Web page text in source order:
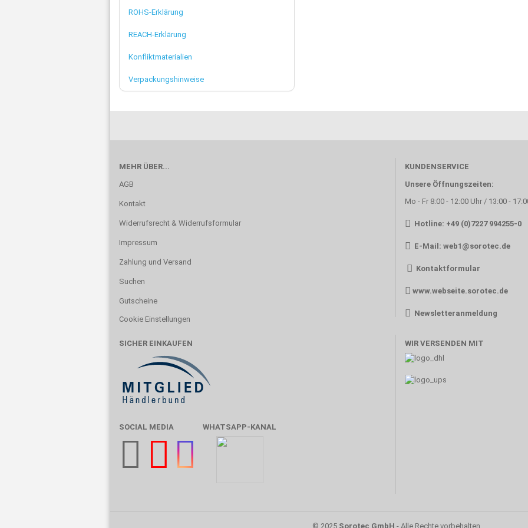
ROHS-Erklärung
REACH-Erklärung
Konfliktmaterialien
Verpackungshinweise
MEHR ÜBER...
AGB
Kontakt
Widerrufsrecht & Widerrufsformular
Impressum
Zahlung und Versand
Suchen
Gutscheine
Cookie Einstellungen
KUNDENSERVICE
Unsere Öffnungszeiten:
Mo - Fr 8:00 - 12:00 Uhr / 13:00 -
Hotline: +49 (0)7227 994255-0
E-Mail: web1@sorotec.de
Kontaktformular
www.webseite.sorotec.de
Newsletteranmeldung
SICHER EINKAUFEN
SOCIAL MEDIA WHATSAPP-KANAL
WIR VERSENDEN MIT
© 2025 Sorotec GmbH - Alle Rechte vorbehalten